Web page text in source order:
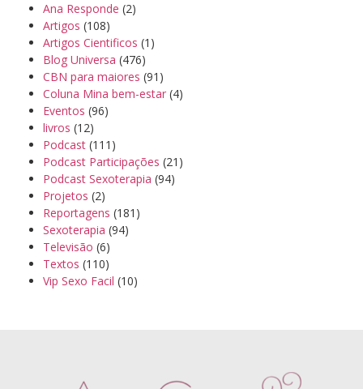
Ana Responde (2)
Artigos (108)
Artigos Cientificos (1)
Blog Universa (476)
CBN para maiores (91)
Coluna Mina bem-estar (4)
Eventos (96)
livros (12)
Podcast (111)
Podcast Participações (21)
Podcast Sexoterapia (94)
Projetos (2)
Reportagens (181)
Sexoterapia (94)
Televisão (6)
Textos (110)
Vip Sexo Facil (10)